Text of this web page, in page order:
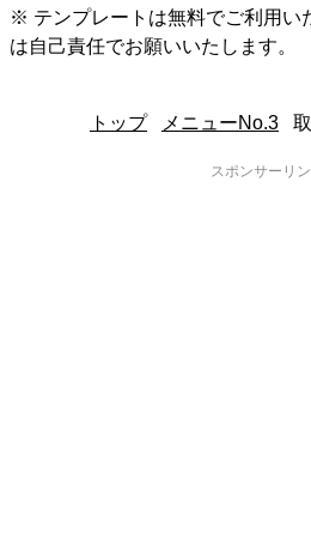
※ テンプレートは無料でご利用い
は自己責任でお願いいたします。
トップ メニューNo.3
スポンサーリ